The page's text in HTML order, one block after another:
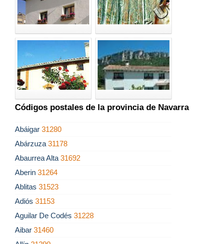
Códigos postales de la provincia de Navarra
Abáigar 31280
Abárzuza 31178
Abaurrea Alta 31692
Aberin 31264
Ablitas 31523
Adiós 31153
Aguilar De Codés 31228
Aibar 31460